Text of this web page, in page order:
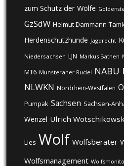
zum Schutz der Wölfe
GzSdW Helmut Dammann-
Herdenschutzhunde Jagdrecht
Niedersachsen LJN Markus Bathen
MT6 Munsteraner Rudel NABU
NLWKN Nordrhein-Westfalen
Pumpak Sachsen Sachsen-
Wenzel Ulrich
Lies Wolf Wolfsberater
Wolfsmanagement